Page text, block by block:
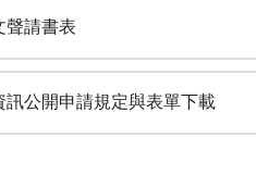
聲請書表
訊公開申請規定與表單下載